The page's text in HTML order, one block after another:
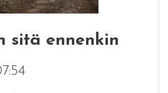
sitä ennenkin